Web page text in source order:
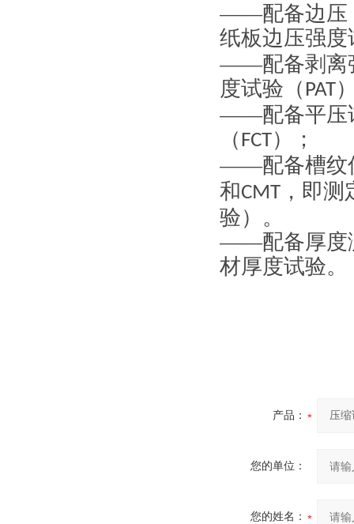
——配备边压
纸板边压强度
——配备剥离
度试验（ PAT
——配备平压
（FCT）；
——配备槽纹
和CMT ，即
验）。
——配备厚度
材厚度试验。
产品：
您的单位：
您的姓名：